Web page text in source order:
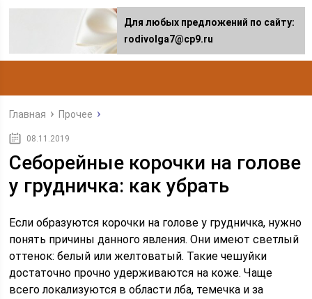
Главная Прочее
08.11.2019
Себорейные корочки на голове
у грудничка: как убрать
Если образуются корочки на голове у грудничка, нужно
понять причины данного явления. Они имеют светлый
оттенок: белый или желтоватый. Такие чешуйки
достаточно прочно удерживаются на коже. Чаще
всего локализуются в области лба, темечка и за
Для любых предложений по сайту:
rodivolga7@cp9.ru